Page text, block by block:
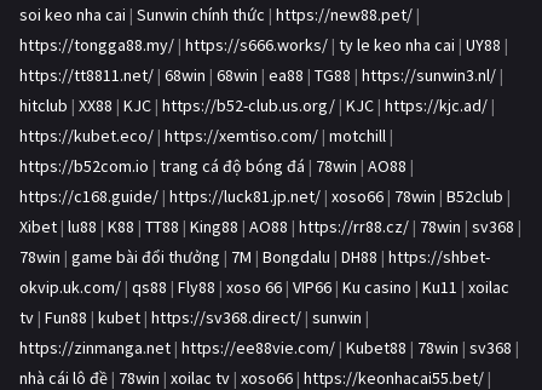
soi keo nha cai | Sunwin chính thức | https://new88.pet/ |
https://tongga88.my/ | https://s666.works/ | ty le keo nha cai | UY88 |
https://tt8811.net/ | 68win | 68win | ea88 | TG88 | https://sunwin3.nl/ |
hitclub | XX88 | KJC | https://b52-club.us.org/ | KJC | https://kjc.ad/ |
https://kubet.eco/ | https://xemtiso.com/ | motchill |
https://b52com.io | trang cá độ bóng đá | 78win | AO88 |
https://c168.guide/ | https://luck81.jp.net/ | xoso66 | 78win | B52club |
Xibet | lu88 | K88 | TT88 | King88 | AO88 | https://rr88.cz/ | 78win | sv368 |
78win | game bài đổi thưởng | 7M | Bongdalu | DH88 | https://shbet-
okvip.uk.com/ | qs88 | Fly88 | xoso 66 | VIP66 | Ku casino | Ku11 | xoilac
tv | Fun88 | kubet | https://sv368.direct/ | sunwin |
https://zinmanga.net | https://ee88vie.com/ | Kubet88 | 78win | sv368 |
nhà cái lô đề | 78win | xoilac tv | xoso66 | https://keonhacai55.bet/ |